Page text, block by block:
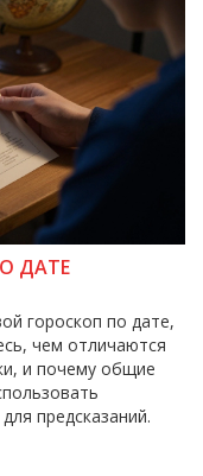
ДАТЕ
гороскоп по дате,
чем отличаются
и почему общие
предсказаний.